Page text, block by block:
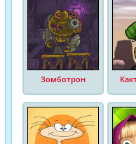
Зомботрон